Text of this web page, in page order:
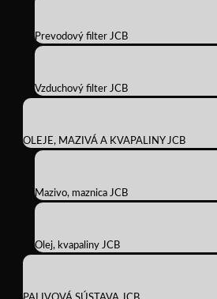
Prevodový filter JCB
Vzduchový filter JCB
OLEJE, MAZIVÁ A KVAPALINY JCB
Mazivo, maznica JCB
Olej, kvapaliny JCB